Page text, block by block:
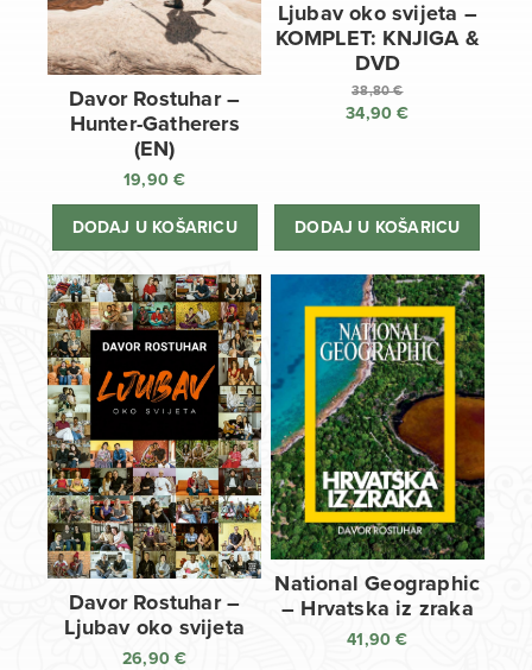
Davor Rostuhar –
Hunter-Gatherers
(EN)
19,90€
DODAJ U KOŠARICU
Ljubav oko svijeta –
KOMPLET: KNJIGA &
DVD
38,80€
Izvorna
38,80 €.
34,90€
34,90 €.
DODAJ U KOŠARICU
Davor Rostuhar –
Ljubav oko svijeta
26,90€
National Geographic
– Hrvatska iz zraka
41,90€